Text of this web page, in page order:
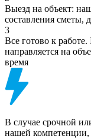
Выезд на объект:
составления сметы,
3
Все готово к
направляется на
время
В случае срочной
нашей компетенции,